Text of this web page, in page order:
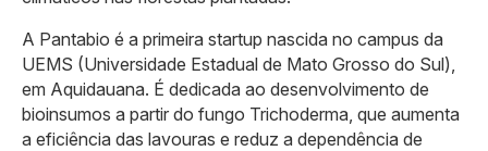
A Pantabio é a primeira startup nascida no campus da
UEMS (Universidade Estadual de Mato Grosso do Sul),
em Aquidauana. É dedicada ao desenvolvimento de
bioinsumos a partir do fungo Trichoderma, que aumenta
a eficiência das lavouras e reduz a dependência de